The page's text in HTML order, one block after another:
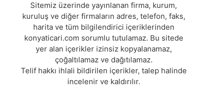
Sitemiz üzerinde yayınlanan firma, kurum,
kuruluş ve diğer firmaların adres, telefon, faks,
harita ve tüm bilgilendirici içeriklerinden
konyaticari.com sorumlu tutulamaz. Bu sitede
yer alan içerikler izinsiz kopyalanamaz,
çoğaltılamaz ve dağıtılamaz.
Telif hakkı ihlali bildirilen içerikler, talep halinde
incelenir ve kaldırılır.